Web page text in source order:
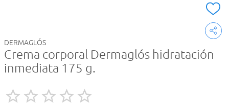
DERMAGLÓS
Crema corporal Dermaglós hidratación
inmediata 175 g.